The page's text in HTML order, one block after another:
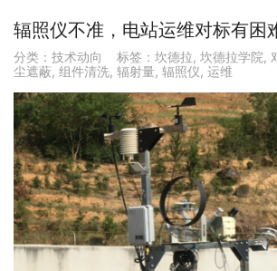
辐照仪不准，电站运维对标有困
分类： 技术动向 标签： 坎德拉, 坎德拉学院,
尘遮蔽, 组件清洗, 辐射量, 辐照仪, 运维